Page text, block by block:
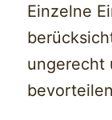
Einzelne
ungerecht